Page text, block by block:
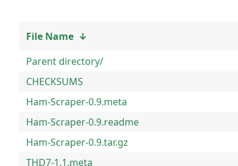
File Name ↓
Parent directory/
CHECKSUMS
Ham-Scraper-0.9.meta
Ham-Scraper-0.9.readme
Ham-Scraper-0.9.tar.gz
THD7-1.1.meta